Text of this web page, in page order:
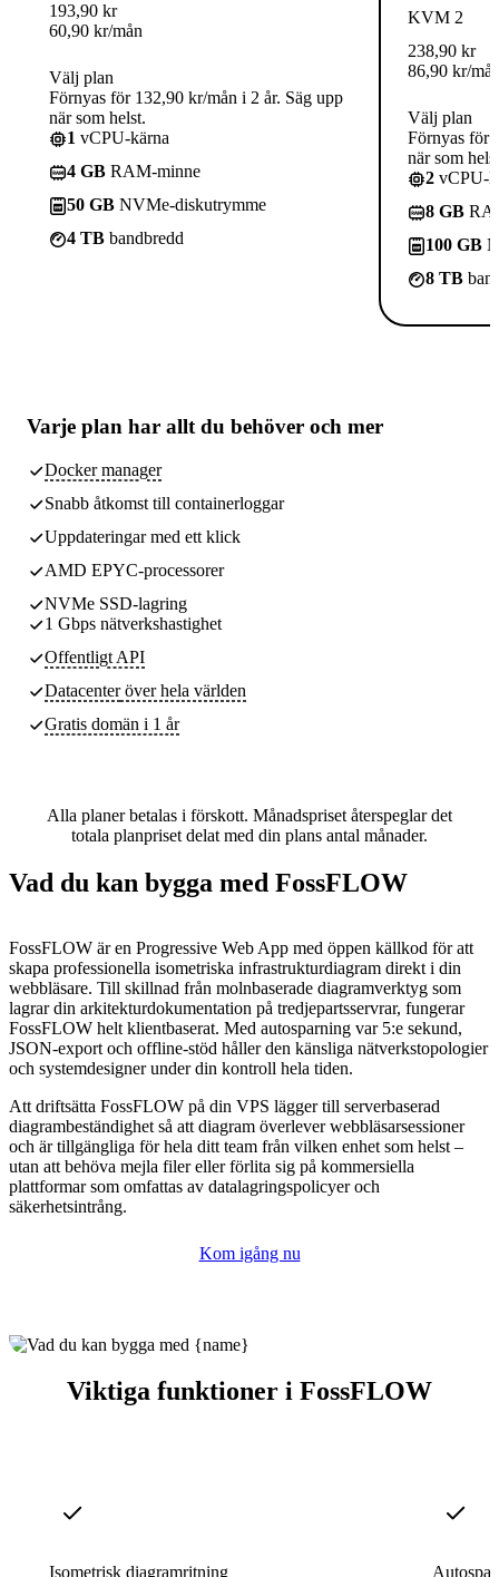
193,90 kr
60,90 kr/mån
Välj plan
Förnyas för 132,90 kr/mån i 2 år. Säg upp
när som helst.
1 vCPU-kärna
4 GB RAM-minne
50 GB NVMe-diskutrymme
4 TB bandbredd
KVM 2
238,90 kr
86,90 kr/
Välj plan
Förnyas för
när som
2 vCPU-
8 GB
100 GB
8 TB
Varje plan har allt du behöver och mer
Docker manager
Snabb åtkomst till containerloggar
Uppdateringar med ett klick
AMD EPYC-processorer
NVMe SSD-lagring
1 Gbps nätverkshastighet
Offentligt API
Datacenteröver hela världen
Gratis domän i 1 år
Alla planer betalas i förskott. Månadspriset återspeglar det
totala planpriset delat med din plans antal månader.
Vad du kan bygga med FossFLOW
FossFLOW är en Progressive Web App med öppen källkod för att
skapa professionella isometriska infrastrukturdiagram direkt i din
webbläsare. Till skillnad från molnbaserade diagramverktyg som
lagrar din arkitekturdokumentation på tredjepartsservrar, fungerar
FossFLOW helt klientbaserat. Med autosparning var 5:e sekund,
JSON-export och offline-stöd håller den känsliga nätverkstopologier
och systemdesigner under din kontroll hela tiden.
Att driftsätta FossFLOW på din VPS lägger till serverbaserad
diagrambeständighet så att diagram överlever webbläsarsessioner
och är tillgängliga för hela ditt team från vilken enhet som helst –
utan att behöva mejla filer eller förlita sig på kommersiella
plattformar som omfattas av datalagringspolicyer och
säkerhetsintrång.
Kom igång nu
Viktiga funktioner i FossFLOW
Isometrisk diagramritning